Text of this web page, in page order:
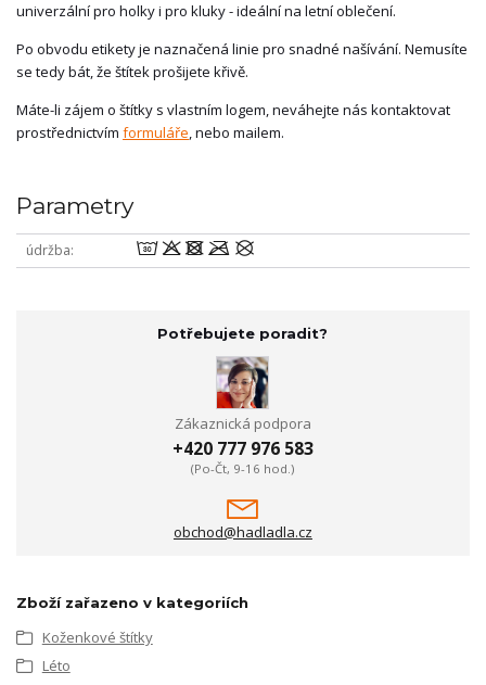
univerzální pro holky i pro kluky - ideální na letní oblečení.
Po obvodu etikety je naznačená linie pro snadné našívání. Nemusíte
se tedy bát, že štítek prošijete křivě.
Máte-li zájem o štítky s vlastním logem, neváhejte nás kontaktovat
prostřednictvím formuláře, nebo mailem.
Parametry
údržba wodmU
Potřebujete poradit?
Zákaznická podpora
+420 777 976 583
(Po-Čt, 9-16 hod.)
obchod@hadladla.cz
Zboží zařazeno v kategoriích
Koženkové štítky
Léto